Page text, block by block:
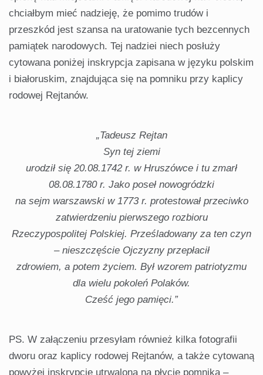
chciałbym mieć nadzieję, że pomimo trudów i
przeszkód jest szansa na uratowanie tych bezcennych
pamiątek narodowych. Tej nadziei niech posłuży
cytowana poniżej inskrypcja zapisana w języku polskim
i białoruskim, znajdująca się na pomniku przy kaplicy
rodowej Rejtanów.
„Tadeusz Rejtan
Syn tej ziemi
urodził się 20.08.1742 r. w Hruszówce i tu zmarł
08.08.1780 r. Jako poseł nowogródzki
na sejm warszawski w 1773 r. protestował przeciwko
zatwierdzeniu pierwszego rozbioru
Rzeczypospolitej Polskiej. Prześladowany za ten czyn
– nieszczęście Ojczyzny przepłacił
zdrowiem, a potem życiem. Był wzorem patriotyzmu
dla wielu pokoleń Polaków.
Cześć jego pamięci.”
PS. W załączeniu przesyłam również kilka fotografii
dworu oraz kaplicy rodowej Rejtanów, a także cytowaną
powyżej inskrypcję utrwaloną na płycie pomnika –